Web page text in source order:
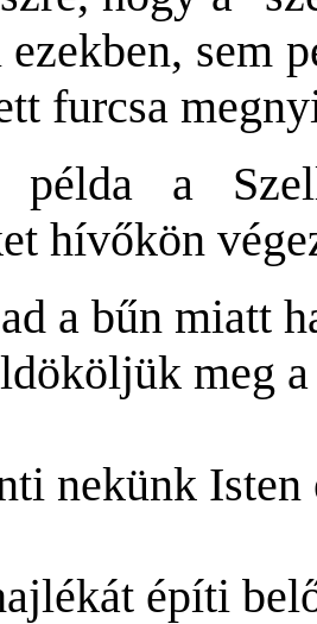
sem
furcsa
példa a
hívőkön
a bűn miatt
meg
nekünk Isten
építi